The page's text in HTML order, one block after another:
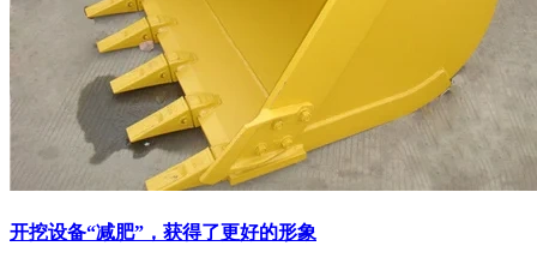
开挖设备“减肥”，获得了更好的形象